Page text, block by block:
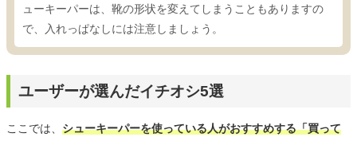
ューキーパーは、靴の形状を変えてしまうこともありますの
で、入れっぱなしには注意しましょう。
ユーザーが選んだイチオシ5選
ここでは、 シューキーパーを使っている人がおすすめする「買って